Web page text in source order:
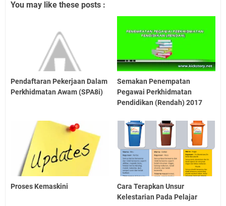
You may like these posts :
Pendaftaran Pekerjaan Dalam
Perkhidmatan Awam (SPA8i)
Semakan Penempatan
Pegawai Perkhidmatan
Pendidikan (Rendah) 2017
Proses Kemaskini
Cara Terapkan Unsur
Kelestarian Pada Pelajar